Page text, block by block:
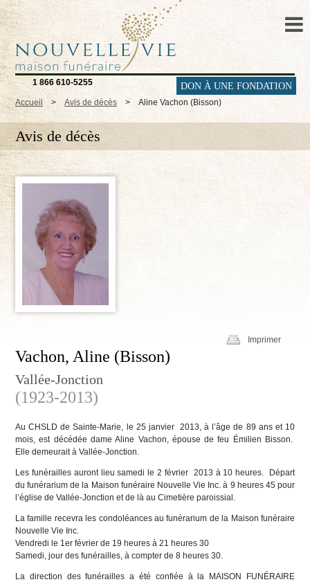
1 866 610-5255 DON À UNE FONDATION
Accueil > Avis de décès > Aline Vachon (Bisson)
Avis de décès
Imprimer
Vachon, Aline (Bisson)
Vallée-Jonction
(1923-2013)
Au CHSLD de Sainte-Marie, le 25 janvier 2013, à l’âge de 89 ans et 10
mois, est décédée dame Aline Vachon, épouse de feu Émilien Bisson.
Elle demeurait à Vallée-Jonction.
Les funérailles auront lieu samedi le 2 février 2013 à 10 heures. Départ
du funérarium de la Maison funéraire Nouvelle Vie Inc. à 9 heures 45 pour
l’église de Vallée-Jonction et de là au Cimetière paroissial.
La famille recevra les condoléances au funérarium de la Maison funéraire
Nouvelle Vie Inc.
Vendredi le 1er février de 19 heures à 21 heures 30
Samedi, jour des funérailles, à compter de 8 heures 30.
La direction des funérailles a été confiée à
la MAISON FUNÉRAIRE